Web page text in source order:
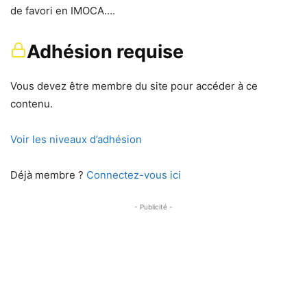
de favori en IMOCA….
Adhésion requise
Vous devez être membre du site pour accéder à ce
contenu.
Voir les niveaux d’adhésion
Déjà membre ? Connectez-vous ici
- Publicité -